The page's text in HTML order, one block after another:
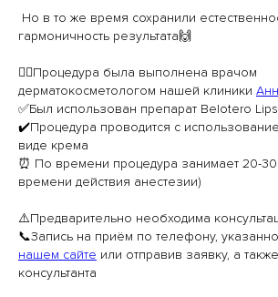
Но в то же время сохранили
гармоничность результата🙌
👩‍⚕️Процедура была выполнена врачом
дерматокосметологом нашей клиники
✅Был использован препарат Belotero
✔️Процедура проводится с
виде крема
⏰ По времени процедура занимает 20-30
времени действия анестезии)
⚠️Предварительно необходима
📞Запись на приём по телефону,
нашем сайте или отправив заявку, а
консультанта